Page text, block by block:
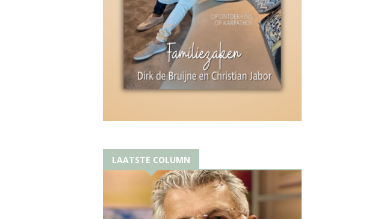
LAATSTE COLUMN